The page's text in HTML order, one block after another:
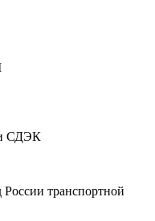
СДЭК
транспортной